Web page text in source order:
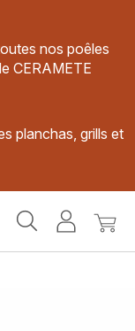
nos poêles
CERAMETE
planchas, grills et
MonMon